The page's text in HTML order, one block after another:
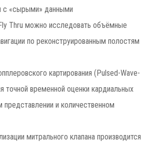
с «сырыми» данными
Thru можно исследовать объёмные
по реконструированным полостям
картирования (Pulsed-Wave-
точной временной оценки кардиальных
представлении и количественном
митрального клапана производится